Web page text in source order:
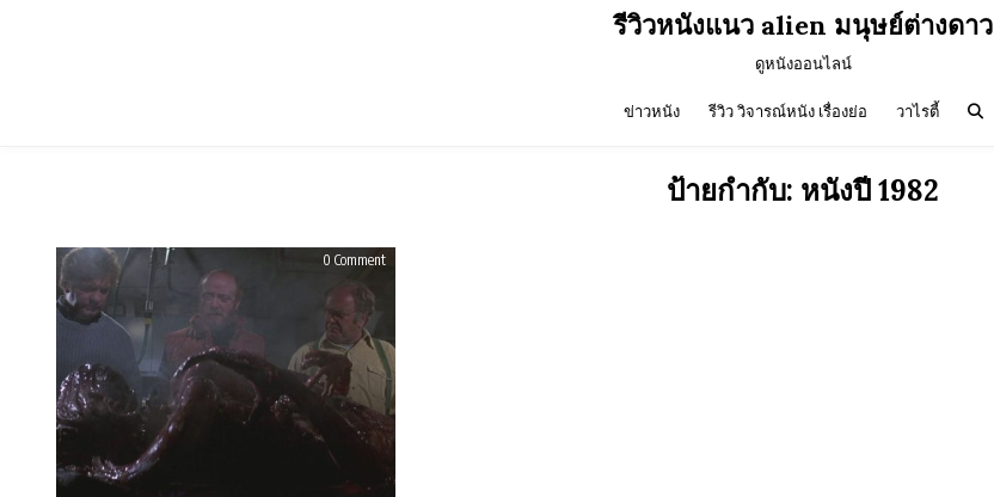
รีวิวหนังแนว alien มนุษย์ต่างดาว
ดูหนังออนไลน์
ข่าวหนัง รีวิว วิจารณ์หนัง เรื่องย่อ วาไรตี้
ป้ายกำกับ: หนังปี 1982
0 Commenton
กาย
เขมือบ
โลก
(1982)